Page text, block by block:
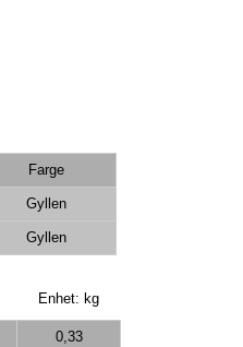
Farge
Gyllen
Gyllen
Enhet: kg
0,33